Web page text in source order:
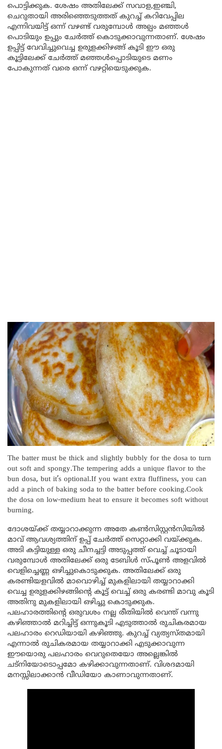
പൊട്ടിക്കുക. ശേഷം അതിലേക്ക് സവാള,ഇഞ്ചി,
ചെറുതായി അരിഞ്ഞെടുത്തത് കുറച്ച് കറിവേപ്പില
എന്നിവയിട്ട് ഒന്ന് വഴണ്ട് വരുമ്പോൾ അല്പം മഞ്ഞൾ
പൊടിയും ഉപ്പും ചേർത്ത് കൊടുക്കാവുന്നതാണ്. ശേഷം
ഉപ്പിട്ട് വേവിച്ചുവെച്ച ഉരുളക്കിഴങ്ങ് കൂടി ഈ ഒരു
കൂട്ടിലേക്ക് ചേർത്ത് മഞ്ഞൾപ്പൊടിയുടെ മണം
പോകുന്നത് വരെ ഒന്ന് വഴറ്റിയെടുക്കുക.
The batter must be thick and slightly bubbly for the dosa to turn
out soft and spongy.The tempering adds a unique flavor to the
bun dosa, but it’s optional.If you want extra fluffiness, you can
add a pinch of baking soda to the batter before cooking.Cook
the dosa on low-medium heat to ensure it becomes soft without
burning.
ദോശയ്ക്ക് തയ്യാറാക്കുന്ന അതേ കൺസിസ്റ്റൻസിയിൽ
മാവ് ആവശ്യത്തിന് ഉപ്പ് ചേർത്ത് സെറ്റാക്കി വയ്ക്കുക.
അടി കട്ടിയുള്ള ഒരു ചീനച്ചട്ടി അടുപ്പത്ത് വെച്ച് ചൂടായി
വരുമ്പോൾ അതിലേക്ക് ഒരു ടേബിൾ സ്പൂൺ അളവിൽ
വെളിച്ചെണ്ണ ഒഴിച്ചുകൊടുക്കുക. അതിലേക്ക് ഒരു
കരണ്ടിയളവിൽ മാവൊഴിച്ച് മുകളിലായി തയ്യാറാക്കി
വെച്ച ഉരുളക്കിഴങ്ങിന്റെ കൂട്ട് വെച്ച് ഒരു കരണ്ടി മാവു കൂടി
അതിനു മുകളിലായി ഒഴിച്ചു കൊടുക്കുക.
പലഹാരത്തിന്റെ ഒരുവശം നല്ല രീതിയിൽ വെന്ത് വന്നു
കഴിഞ്ഞാൽ മറിച്ചിട്ട് ഒന്നുകൂടി എടുത്താൽ രുചികരമായ
പലഹാരം റെഡിയായി കഴിഞ്ഞു. കുറച്ച് വ്യത്യസ്തമായി
എന്നാൽ രുചികരമായ തയ്യാറാക്കി എടുക്കാവുന്ന
ഈയൊരു പലഹാരം വെറുതെയോ അല്ലെങ്കിൽ
ചട്നിയോടൊപ്പമോ കഴിക്കാവുന്നതാണ്. വിശദമായി
മനസ്സിലാക്കാൻ വീഡിയോ കാണാവുന്നതാണ്.